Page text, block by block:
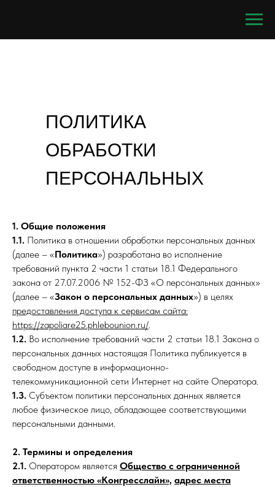
ПОЛИТИКА
ОБРАБОТКИ
ПЕРСОНАЛЬНЫХ
1. Общие положения
1.1. Политика в отношении обработки персональных данных
(далее – «Политика») разработана во исполнение
требований пункта 2 части 1 статьи 18.1 Федерального
закона от 27.07.2006 № 152-ФЗ «О персональных данных»
(далее – «Закон о персональных данных») в целях
предоставления доступа к сервисам сайта:
https://zapoliare25.phlebounion.ru/.
1.2. Во исполнение требований части 2 статьи 18.1 Закона о
персональных данных настоящая Политика публикуется в
свободном доступе в информационно-
телекоммуникационной сети Интернет на сайте Оператора.
1.3. Субъектом политики персональных данных является
любое физическое лицо, обладающее соответствующими
персональными данными.
2. Термины и определения
2.1. Оператором является Общество с ограниченной
ответственностью «Конгресслайн», адрес места